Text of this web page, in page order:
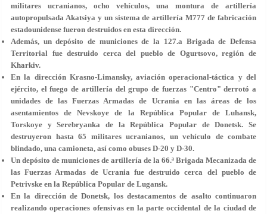
militares ucranianos, ocho vehículos, una montura de artillería
autopropulsada Akatsiya y un sistema de artillería M777 de fabricación
estadounidense fueron destruidos en esta dirección.
Además, un depósito de municiones de la 127.a Brigada de Defensa
Territorial fue destruido cerca del pueblo de Ogurtsovo, región de
Kharkiv.
En la dirección Krasno-Limansky, aviación operacional-táctica y del
ejército, el fuego de artillería del grupo de fuerzas "Centro" derrotó a
unidades de las Fuerzas Armadas de Ucrania en las áreas de los
asentamientos de Nevskoye de la República Popular de Luhansk,
Torskoye y Serebryanka de la República Popular de Donetsk. Se
destruyeron hasta 65 militares ucranianos, un vehículo de combate
blindado, una camioneta, así como obuses D-20 y D-30.
Un depósito de municiones de artillería de la 66.ª Brigada Mecanizada de
las Fuerzas Armadas de Ucrania fue destruido cerca del pueblo de
Petrivske en la República Popular de Lugansk.
En la dirección de Donetsk, los destacamentos de asalto continuaron
realizando operaciones ofensivas en la parte occidental de la ciudad de